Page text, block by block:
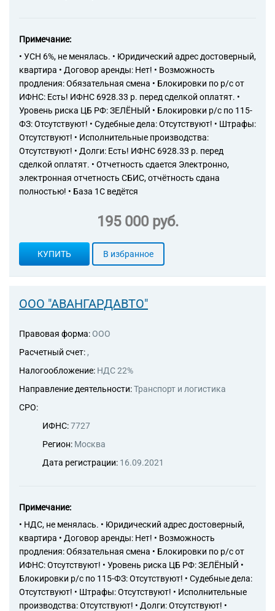
Примечание:
• УСН 6%, не менялась. • Юридический адрес достоверный,
квартира • Договор аренды: Нет! • Возможность
продления: Обязательная смена • Блокировки по р/с от
ИФНС: Есть! ИФНС 6928.33 р. перед сделкой оплатят. •
Уровень риска ЦБ РФ: ЗЕЛЁНЫЙ • Блокировки р/с по 115-
ФЗ: Отсутствуют! • Судебные дела: Отсутствуют! • Штрафы:
Отсутствуют! • Исполнительные производства:
Отсутствуют! • Долги: Есть! ИФНС 6928.33 р. перед
сделкой оплатят. • Отчетность сдается Электронно,
электронная отчетность СБИС, отчётность сдана
полностью! • База 1С ведётся
195 000 руб.
КУПИТЬ В избранное
ООО "АВАНГАРДАВТО"
Правовая форма: ООО
Расчетный счет: ,
Налогообложение: НДС 22%
Направление деятельности:Транспорт и логистика
СРО:
ИФНС:7727
Регион: Москва
Дата регистрации: 16.09.2021
Примечание:
• НДС, не менялась. • Юридический адрес достоверный,
квартира • Договор аренды: Нет! • Возможность
продления: Обязательная смена • Блокировки по р/с от
ИФНС: Отсутствуют! • Уровень риска ЦБ РФ: ЗЕЛЁНЫЙ •
Блокировки р/с по 115-ФЗ: Отсутствуют! • Судебные дела:
Отсутствуют! • Штрафы: Отсутствуют! • Исполнительные
производства: Отсутствуют! • Долги: Отсутствуют! •